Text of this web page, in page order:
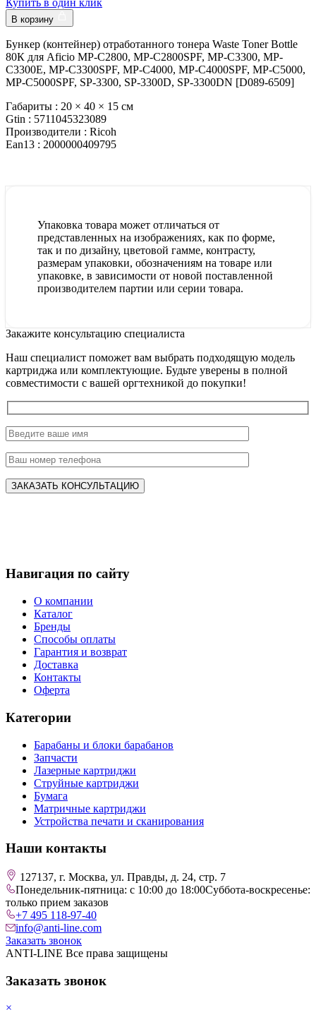
Купить в один клик
В корзину
Бункер (контейнер) отработанного тонера Waste Toner Bottle
80К для Aficio MP-C2800, MP-C2800SPF, MP-C3300, MP-
C3300E, MP-C3300SPF, MP-C4000, MP-C4000SPF, MP-C5000,
MP-C5000SPF, SP-3300, SP-3300D, SP-3300DN [D089-6509]
Габариты : 20 × 40 × 15 см
Gtin : 5711045323089
Производители : Ricoh
Ean13 : 2000000409795
Упаковка товара может отличаться от
представленных на изображениях, как по форме,
так и по дизайну, цветовой гамме, контрасту,
размерам упаковки, обозначениям на товаре или
упаковке, в зависимости от новой поставленной
производителем партии или серии товара.
Закажите консультацию специалиста
Наш специалист поможет вам выбрать подходящую модель
картриджа или комплектующие. Будьте уверены в полной
совместимости с вашей оргтехникой до покупки!
Навигация по сайту
О компании
Каталог
Бренды
Способы оплаты
Гарантия и возврат
Доставка
Контакты
Оферта
Категории
Барабаны и блоки барабанов
Запчасти
Лазерные картриджи
Струйные картриджи
Бумага
Матричные картриджи
Устройства печати и сканирования
Наши контакты
127137, г. Москва, ул. Правды, д. 24, стр. 7
Понедельник-пятница: с 10:00 до 18:00Суббота-воскресенье:
только прием заказов
+7 495 118-97-40
info@anti-line.com
Заказать звонок
ANTI-LINE Все права защищены
Заказать звонок